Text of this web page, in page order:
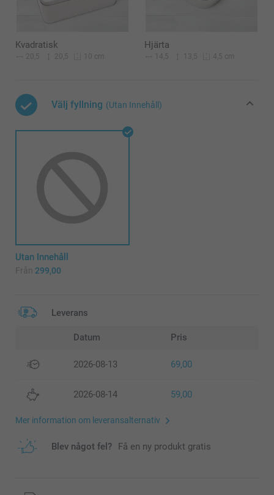
Kvadratisk
20,5 20,5 10 cm
Hjärta
14,5 13,5 4,5 cm
Välj fyllning (Utan Innehåll)
Utan Innehåll
Från 299,00
Leverans
Datum Pris
2026-08-13 69,00
2026-08-14 59,00
Mer information om leveransalternativ
Blev något fel? Få en ny produkt gratis